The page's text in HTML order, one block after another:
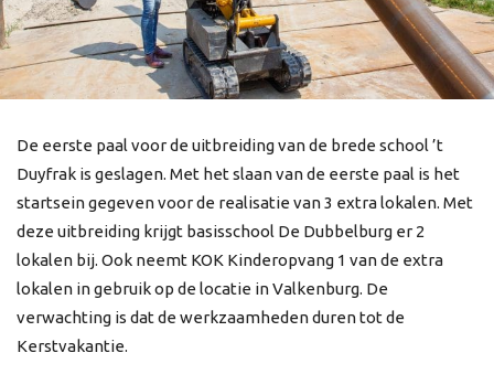
De eerste paal voor de uitbreiding van de brede school ’t
Duyfrak is geslagen. Met het slaan van de eerste paal is het
startsein gegeven voor de realisatie van 3 extra lokalen. Met
deze uitbreiding krijgt basisschool De Dubbelburg er 2
lokalen bij. Ook neemt KOK Kinderopvang 1 van de extra
lokalen in gebruik op de locatie in Valkenburg. De
verwachting is dat de werkzaamheden duren tot de
Kerstvakantie.